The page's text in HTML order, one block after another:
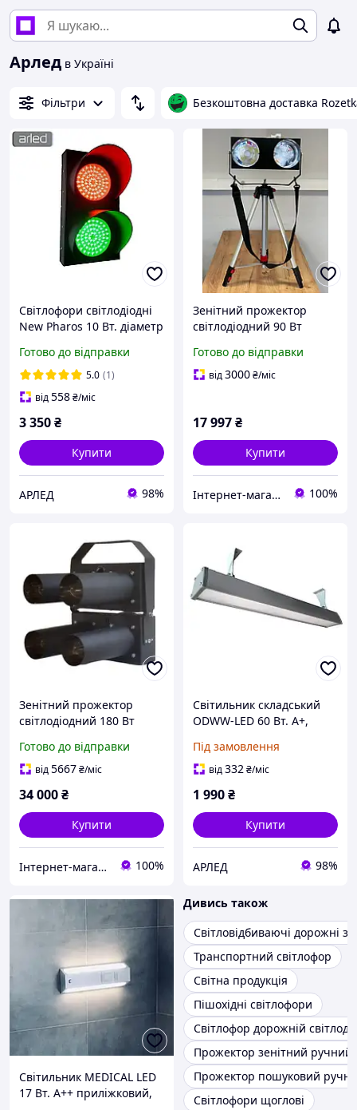
Арлед в Україні
Фільтри Безкоштовна доставка
Світлофори світлодіодні
New Pharos 10 Вт. діаметр
транспортний (2-х
секційний)/220В
Готово до відправки
5.0 (1)
від558₴/міс
3 350₴
Купити
АРЛЕД 98%
Зенітний прожектор
світлодіодний 90 Вт
метрів 1 градус
Готово до відправки
від3000₴/міс
17 997₴
Купити
Інтернет-магазин DVmarket 100%
Зенітний прожектор
світлодіодний 180 Вт
метрів 1 градус
Готово до відправки
від5667₴/міс
34 000₴
Купити
Інтернет-магазин DVmarket 100%
Світильник складський
ODWW-LED 60 Вт. А+,
Під замовлення
від332₴/міс
1 990₴
Купити
АРЛЕД 98%
Світильник MEDICAL LED
17 Вт. А++ приліжковий,
Дивись також
Світловідбиваючі дорожні
Транспортний світлофор
Світна продукція
Пішохідні світлофори
Світлофор дорожній
Прожектор зенітний ручний
Прожектор пошуковий
Світлофори щоглові